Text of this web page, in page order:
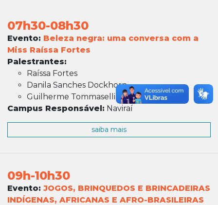
07h30-08h30
Evento: Beleza negra: uma conversa com a
Miss Raíssa Fortes
Palestrantes:
Raíssa Fortes
Danila Sanches Dockhorn
Guilherme Tommaselli
Campus Responsável: Naviraí
saiba mais
09h-10h30
Evento: JOGOS, BRINQUEDOS E BRINCADEIRAS
INDÍGENAS, AFRICANAS E AFRO-BRASILEIRAS